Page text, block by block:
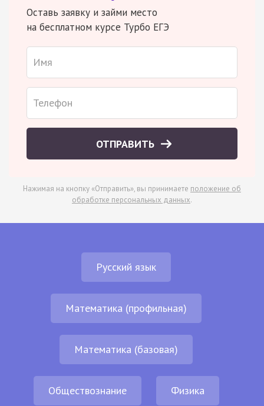
Оставь заявку и займи место
на бесплатном курсе Турбо ЕГЭ
ОТПРАВИТЬ
Нажимая на кнопку «Отправить», вы принимаете положение об
обработке персональных данных.
Русский язык
Математика (профильная)
Математика (базовая)
Обществознание Физика